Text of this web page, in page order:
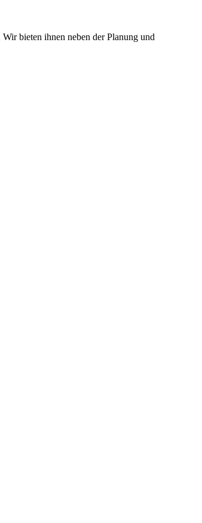
bieten ihnen neben der Planung und